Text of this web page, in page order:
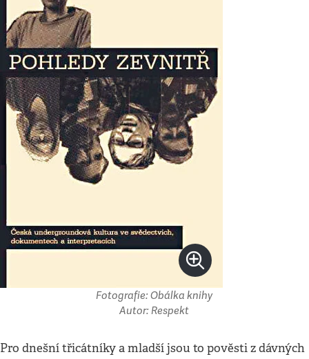
Fotografie: Obálka knihy
Autor: Respekt
Pro dnešní třicátníky a mladší jsou to pověsti z dávných